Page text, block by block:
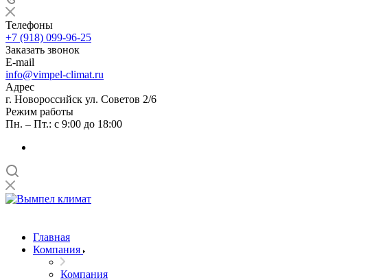
Телефоны
+7 (918) 099-96-25
Заказать звонок
E-mail
info@vimpel-climat.ru
Адрес
г. Новороссийск ул. Советов 2/6
Режим работы
Пн. – Пт.: с 9:00 до 18:00
Главная
Компания
Компания